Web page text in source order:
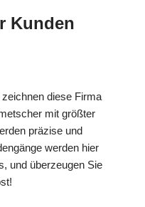
Kunden
diese Firma
mit größter
präzise und
werden hier
und überzeugen Sie